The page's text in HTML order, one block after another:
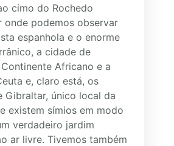
cimo do Rochedo
onde podemos observar
espanhola e o enorme
a cidade de
Africano e a
e, claro está, os
Gibraltar, único local da
existem símios em modo
verdadeiro jardim
ar livre. Tivemos também